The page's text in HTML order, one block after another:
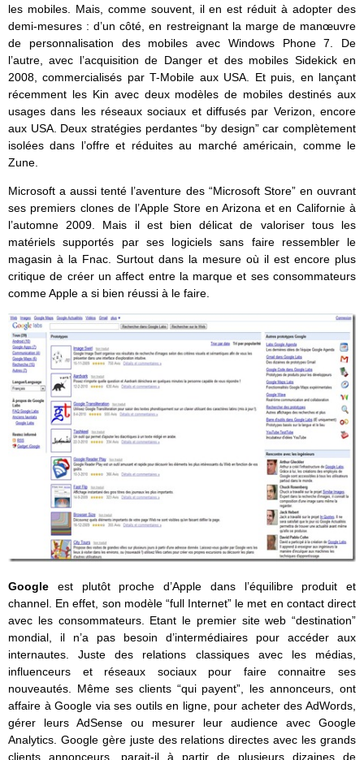
les mobiles. Mais, comme souvent, il en est réduit à adopter des
demi-mesures : d’un côté, en restreignant la marge de manœuvre
de personnalisation des mobiles avec Windows Phone 7. De
l’autre, avec l’acquisition de Danger et des mobiles Sidekick en
2008, commercialisés par T-Mobile aux USA. Et puis, en lançant
récemment les Kin avec deux modèles de mobiles destinés aux
usages dans les réseaux sociaux et diffusés par Verizon, encore
aux USA. Deux stratégies perdantes “by design” car complètement
isolées dans l’offre et réduites au marché américain, comme le
Zune.
Microsoft a aussi tenté l’aventure des “Microsoft Store” en ouvrant
ses premiers clones de l’Apple Store en Arizona et en Californie à
l’automne 2009. Mais il est bien délicat de valoriser tous les
matériels supportés par ses logiciels sans faire ressembler le
magasin à la Fnac. Surtout dans la mesure où il est encore plus
critique de créer un affect entre la marque et ses consommateurs
comme Apple a si bien réussi à le faire.
Google est plutôt proche d’Apple dans l’équilibre produit et
channel. En effet, son modèle “full Internet” le met en contact direct
avec les consommateurs. Etant le premier site web “destination”
mondial, il n’a pas besoin d’intermédiaires pour accéder aux
internautes. Juste des relations classiques avec les médias,
influenceurs et réseaux sociaux pour faire connaitre ses
nouveautés. Même ses clients “qui payent”, les annonceurs, ont
affaire à Google via ses outils en ligne, pour acheter des AdWords,
gérer leurs AdSense ou mesurer leur audience avec Google
Analytics. Google gère juste des relations directes avec les grands
clients annonceurs, parait-il à partir de plusieurs dizaines de